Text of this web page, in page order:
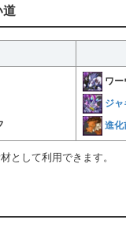
道
ワ
ジ
進
として利用できます。